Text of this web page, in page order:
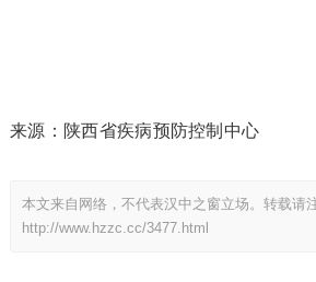
来源：陕西省疾病预防控制中心
本文来自网络，不代表汉中之窗立场。转载请
http://www.hzzc.cc/3477.html